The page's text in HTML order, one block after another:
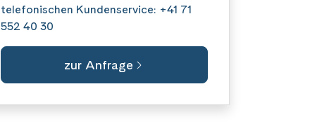
telefonischen Kundenservice: +41 71
552 40 30
zur Anfrage